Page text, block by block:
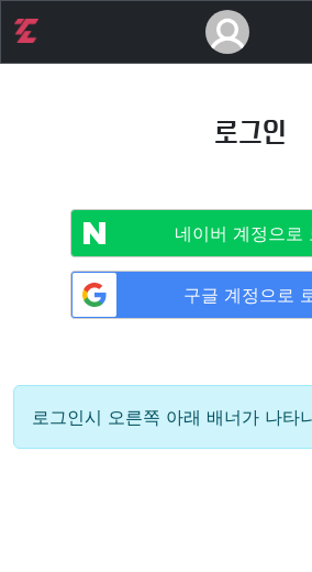
로그인
네이버 계정으로
구글 계정으로
로그인시 오른쪽 아래 배너가 나타